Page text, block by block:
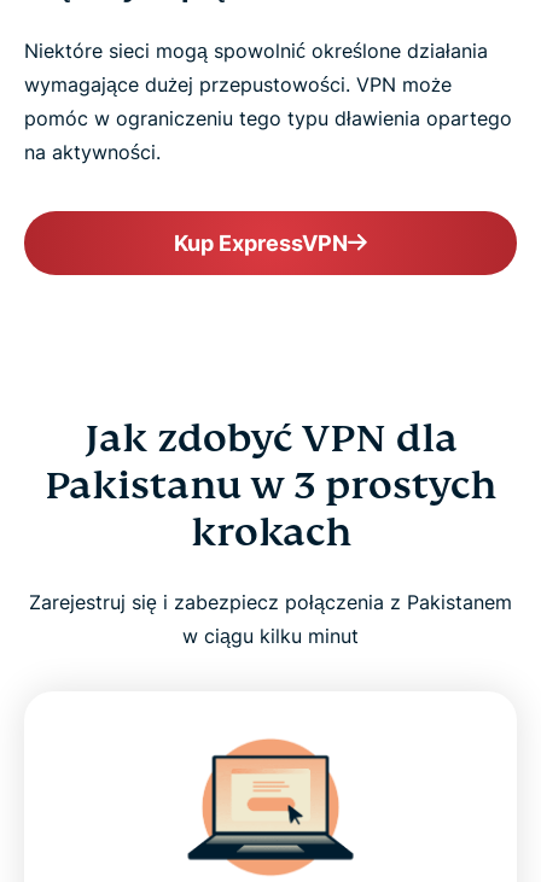
Niektóre sieci mogą spowolnić określone działania
wymagające dużej przepustowości. VPN może
pomóc w ograniczeniu tego typu dławienia opartego
na aktywności.
Kup ExpressVPN
Jak zdobyć VPN dla
Pakistanu w 3 prostych
krokach
Zarejestruj się i zabezpiecz połączenia z Pakistanem
w ciągu kilku minut